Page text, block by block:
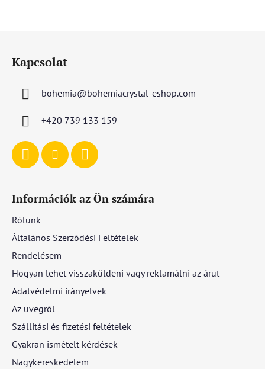
Kapcsolat
bohemia@bohemiacrystal-eshop.com
+420 739 133 159
Információk az Ön számára
Rólunk
Általános Szerződési Feltételek
Rendelésem
Hogyan lehet visszaküldeni vagy reklamálni az árut
Adatvédelmi irányelvek
Az üvegről
Szállítási és fizetési feltételek
Gyakran ismételt kérdések
Nagykereskedelem